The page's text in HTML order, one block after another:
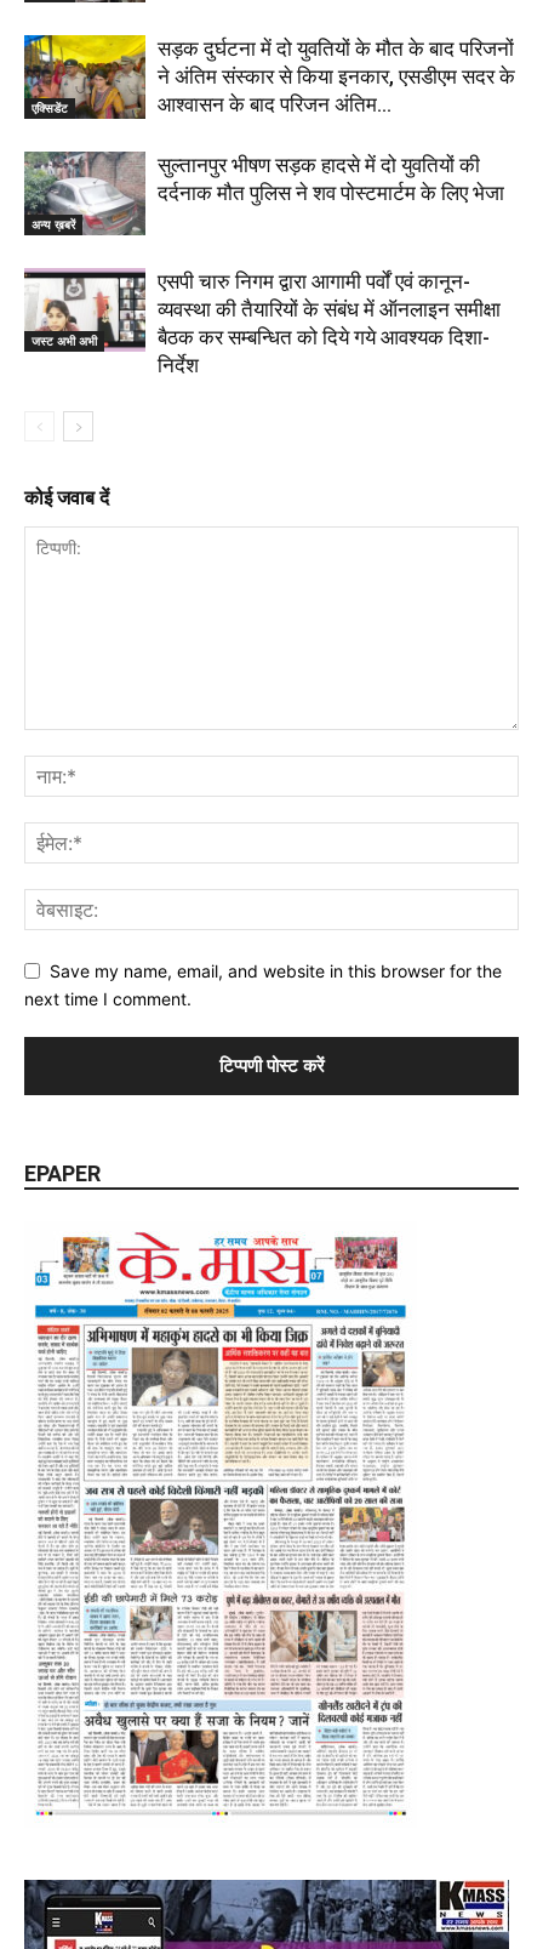
एक्सिडेंट
सड़क दुर्घटना में दो युवतियों के मौत के बाद परिजनों
ने अंतिम संस्कार से किया इनकार, एसडीएम सदर के
आश्वासन के बाद परिजन अंतिम...
अन्य ख़बरें
सुल्तानपुर भीषण सड़क हादसे में दो युवतियों की
दर्दनाक मौत पुलिस ने शव पोस्टमार्टम के लिए भेजा
जस्ट अभी अभी
एसपी चारु निगम द्वारा आगामी पर्वों एवं कानून-
व्यवस्था की तैयारियों के संबंध में ऑनलाइन समीक्षा
बैठक कर सम्बन्धित को दिये गये आवश्यक दिशा-
निर्देश
कोई जवाब दें
Save my name, email, and website in this browser for the
next time I comment.
EPAPER